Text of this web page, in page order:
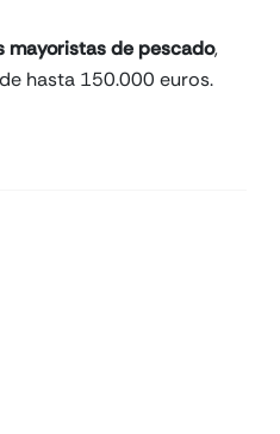
mayoristas de pescado,
hasta 150.000 euros.